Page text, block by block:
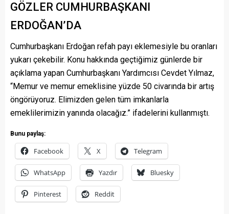
GÖZLER CUMHURBAŞKANI
ERDOĞAN’DA
Cumhurbaşkanı Erdoğan refah payı eklemesiyle bu oranları
yukarı çekebilir. Konu hakkında geçtiğimiz günlerde bir
açıklama yapan Cumhurbaşkanı Yardımcısı Cevdet Yılmaz,
“Memur ve memur emeklisine yüzde 50 civarında bir artış
öngörüyoruz. Elimizden gelen tüm imkanlarla
emeklilerimizin yanında olacağız.” ifadelerini kullanmıştı.
Bunu paylaş:
Facebook X Telegram
WhatsApp Yazdır Bluesky
Pinterest Reddit